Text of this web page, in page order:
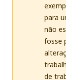
para
não
fosse
de